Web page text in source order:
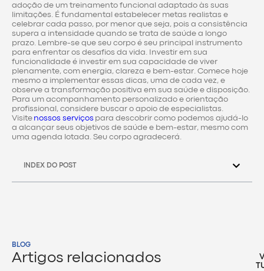
adoção de um treinamento funcional adaptado às suas
limitações. É fundamental estabelecer metas realistas e
celebrar cada passo, por menor que seja, pois a consistência
supera a intensidade quando se trata de saúde a longo
prazo. Lembre-se que seu corpo é seu principal instrumento
para enfrentar os desafios da vida. Investir em sua
funcionalidade é investir em sua capacidade de viver
plenamente, com energia, clareza e bem-estar. Comece hoje
mesmo a implementar essas dicas, uma de cada vez, e
observe a transformação positiva em sua saúde e disposição.
Para um acompanhamento personalizado e orientação
profissional, considere buscar o apoio de especialistas.
Visite nossos serviços para descobrir como podemos ajudá-lo
a alcançar seus objetivos de saúde e bem-estar, mesmo com
uma agenda lotada. Seu corpo agradecerá.
INDEX DO POST
BLOG
Artigos relacionados